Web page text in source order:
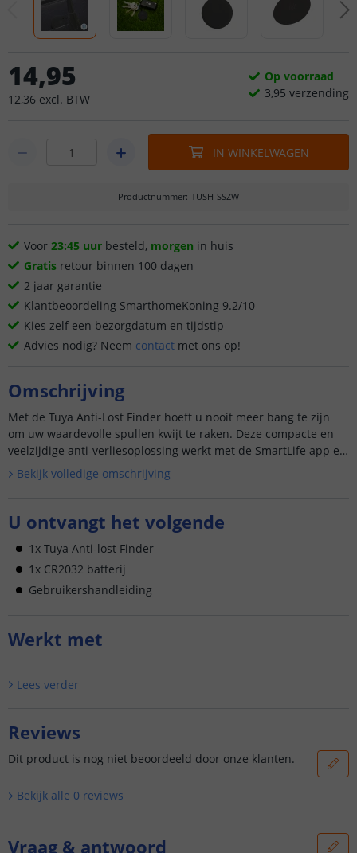
14,95
12,36 excl. BTW
Op voorraad
3,95 verzending
IN WINKELWAGEN
Productnummer: TUSH-SSZW
Voor 23:45 uur besteld, morgen in huis
Gratis retour binnen 100 dagen
2 jaar garantie
Klantbeoordeling SmarthomeKoning 9.2/10
Kies zelf een bezorgdatum en tijdstip
Advies nodig? Neem contact met ons op!
Omschrijving
Met de Tuya Anti-Lost Finder hoeft u nooit meer bang te zijn
om uw waardevolle spullen kwijt te raken. Deze compacte en
veelzijdige anti-verliesoplossing werkt met de SmartLife app en
is compatibel met zowel iOS als Android-apparaten. Pe...
Bekijk volledige omschrijving
U ontvangt het volgende
1x Tuya Anti-lost Finder
1x CR2032 batterij
Gebruikershandleiding
Werkt met
Lees verder
Reviews
Dit product is nog niet beoordeeld door onze klanten.
Bekijk alle 0 reviews
Vraag & antwoord